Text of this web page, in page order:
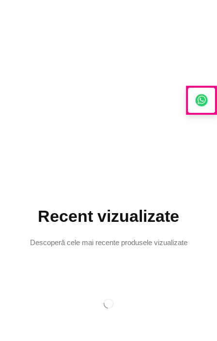
Recent vizualizate
Descoperă cele mai recente produsele vizualizate